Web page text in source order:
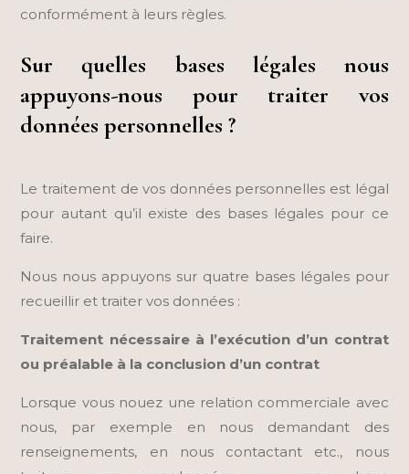
conformément à leurs règles.
Sur quelles bases légales nous
appuyons-nous pour traiter vos
données personnelles ?
Le traitement de vos données personnelles est légal
pour autant qu’il existe des bases légales pour ce
faire.
Nous nous appuyons sur quatre bases légales pour
recueillir et traiter vos données :
Traitement nécessaire à l’exécution d’un contrat
ou préalable à la conclusion d’un contrat
Lorsque vous nouez une relation commerciale avec
nous, par exemple en nous demandant des
renseignements, en nous contactant etc., nous